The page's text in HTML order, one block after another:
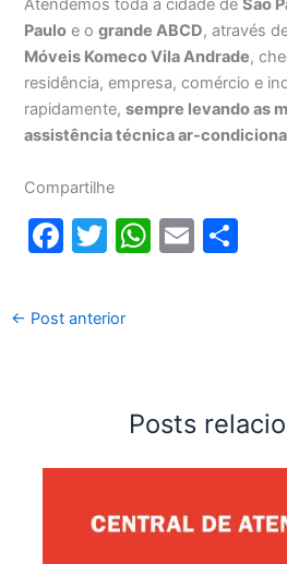
Atendemos toda a cidade deSão
Paulo e ogrande ABCD, através
Móveis Komeco Vila Andrade,
residência, empresa, comércio e
rapidamente,sempre levando as
assistência técnica ar-
Compartilhe
F
c
e
k
T
itt
er
W
p
p
E
← Post anterior
Posts